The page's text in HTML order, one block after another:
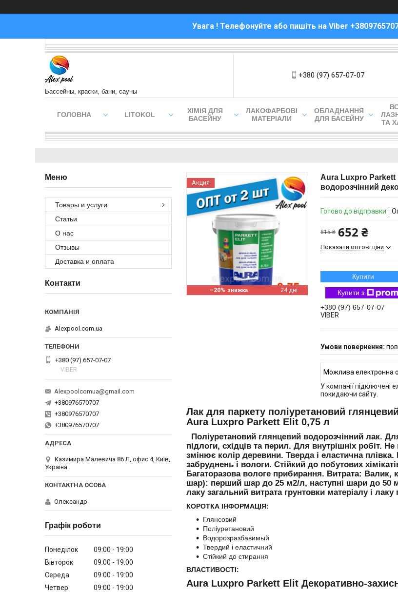
Увага ! Телефонуйте або пишіть на Viber
Бассейны, краски, бани, сауны
+380 (97) 657-07-07
ГОЛОВНА LITOKOL
ХІМІЯ ДЛЯ
БАСЕЙНУ
ЛАКОФАРБОВІ
МАТЕРІАЛИ
ОБЛАДНАННЯ
ДЛЯ БАСЕЙНУ
ТА
–20% 24 дні
Акция
Aura Luxpro Parkett
водорозчінний
Готово до відправки
815 ₴ 652 ₴
Показати оптові ціни
Купити
Купити з
+380 (97) 657-07-07
VIBER
У компанії підключені
покидаючи сайту.
Лак для паркету поліуретановий
Aura Luxpro Parkett Elit 0,75 л
Поліуретановий глянцевий водорозчінний лак.
підлоги, східців та перил. Для внутрішніх робіт.
змінює колір деревини. Тверда і еластична
забруднень і вологи. Стійкий до побутових
Багаторазова вологе прибирання. Витрата:
шар): перший шар до 25 м2/л, наступні шари до 50
лаку загальний витрата грунтовки матеріалу і
КОРОТКА ІНФОРМАЦІЯ:
Глянсовий
Поліуретановий
Водорозразбавимый
Твердий і еластичний
Стійкий до стирання
ВЛАСТИВОСТІ:
Aura Luxpro Parkett Elit Декоративно-
Товары и услуги
Статьи
О нас
Отзывы
Доставка и оплата
Контакти
Alexpool.com.ua
+380 (97) 657-07-07
VIBER
Alexpoolcomua@gmail.com
+380976570707
+380976570707
+380976570707
Казимира Малевича 86 Л, офис 4, Київ,
Україна
Олександр
Графік роботи
Понеділок 09:00
19:00
Вівторок
09:00
19:00
Середа
09:00
19:00
Четвер
09:00
19:00